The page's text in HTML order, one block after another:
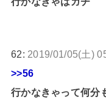
62: 2019/01/05(土)
>>56
行かなきゃって何分